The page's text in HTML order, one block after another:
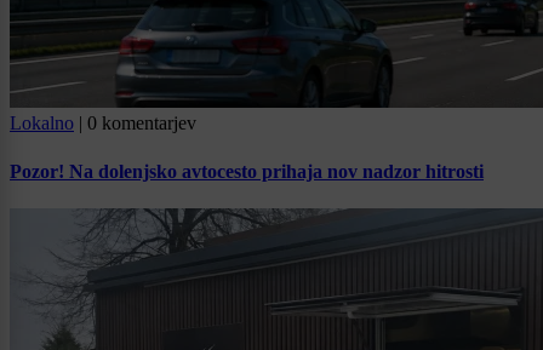
Lokalno 0 komentarjev
Pozor! Na dolenjsko avtocesto prihaja nov nadzor hitrosti